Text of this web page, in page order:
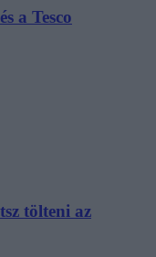
a Tesco
tölteni az